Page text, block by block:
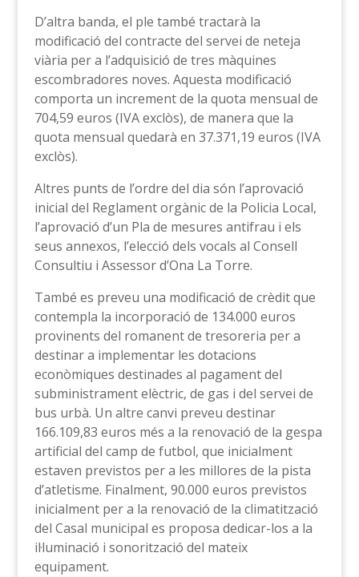
D’altra banda, el ple també tractarà la
modificació del contracte del servei de neteja
viària per a l’adquisició de tres màquines
escombradores noves. Aquesta modificació
comporta un increment de la quota mensual de
704,59 euros (IVA exclòs), de manera que la
quota mensual quedarà en 37.371,19 euros (IVA
exclòs).
Altres punts de l’ordre del dia són l’aprovació
inicial del Reglament orgànic de la Policia Local,
l’aprovació d’un Pla de mesures antifrau i els
seus annexos, l’elecció dels vocals al Consell
Consultiu i Assessor d’Ona La Torre.
També es preveu una modificació de crèdit que
contempla la incorporació de 134.000 euros
provinents del romanent de tresoreria per a
destinar a implementar les dotacions
econòmiques destinades al pagament del
subministrament elèctric, de gas i del servei de
bus urbà. Un altre canvi preveu destinar
166.109,83 euros més a la renovació de la gespa
artificial del camp de futbol, que inicialment
estaven previstos per a les millores de la pista
d’atletisme. Finalment, 90.000 euros previstos
inicialment per a la renovació de la climatització
del Casal municipal es proposa dedicar-los a la
il·luminació i sonorització del mateix
equipament.